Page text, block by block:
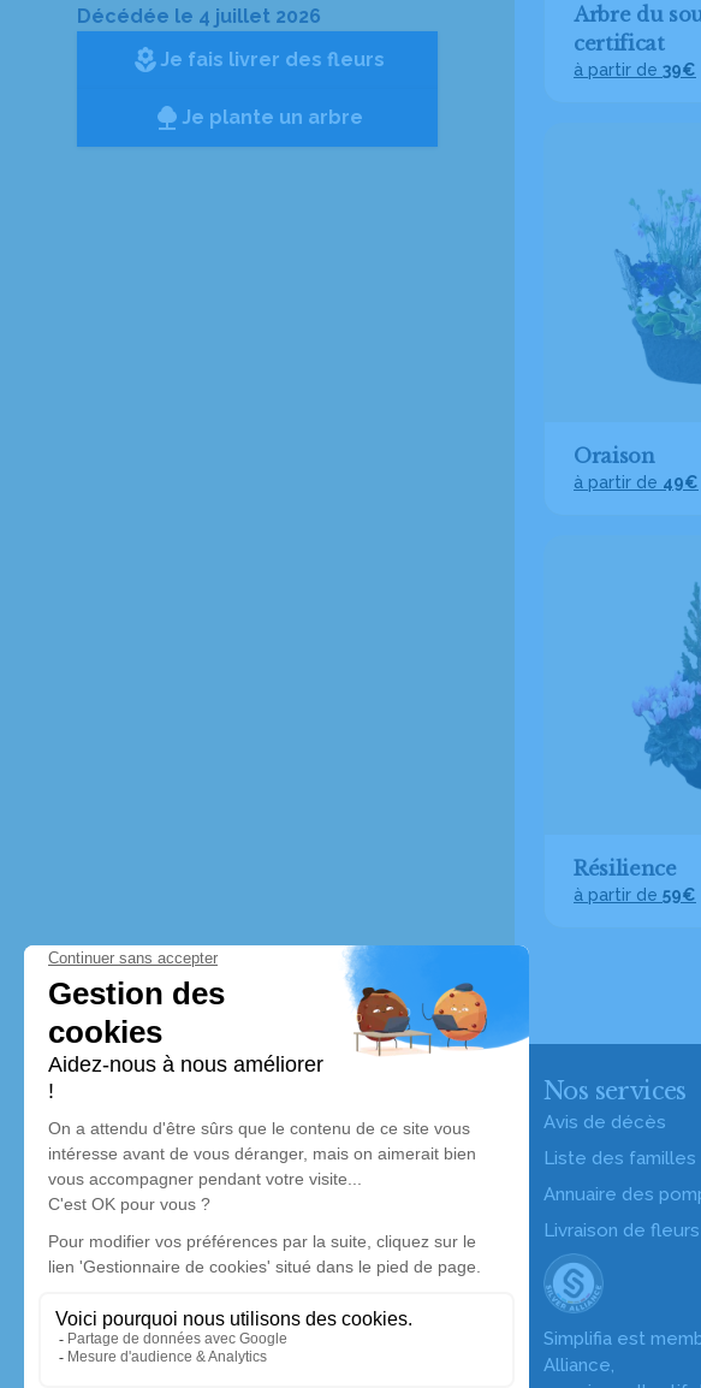
Décédée le 4 juillet 2026
local_florist Je fais livrer des fleurs
Je plante un arbre
Arbre du
certificat
à partir de 39€
Oraison
à partir de 49€
Résilience
à partir de 59€
Nos services
Avis de décès
Liste des familles
Annuaire des
Livraison de fleurs
Simplifia est
Alliance,